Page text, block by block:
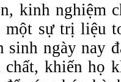
kinh nghiệm
một sự trị liệu
sinh ngày nay
chất, khiến họ